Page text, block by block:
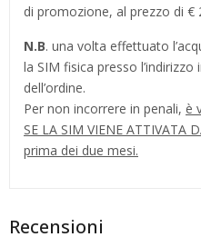
di promozione, al prezzo di €
N.B. una volta effettuato
la SIM fisica presso
dell’ordine.
Per non incorrere in penali, è
SE LA SIM VIENE ATTIVATA
prima dei due mesi.
Recensioni